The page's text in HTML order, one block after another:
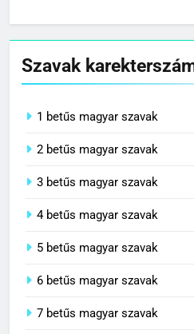
Szavak
1 betűs magyar szavak
2 betűs magyar szavak
3 betűs magyar szavak
4 betűs magyar szavak
5 betűs magyar szavak
6 betűs magyar szavak
7 betűs magyar szavak